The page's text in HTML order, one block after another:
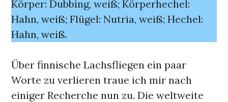
Körper: Dubbing, weiß; Körperhechel:
Hahn, weiß; Flügel: Nutria, weiß; Hechel:
Hahn, weiß.
Über finnische Lachsfliegen ein paar
Worte zu verlieren traue ich mir nach
einiger Recherche nun zu. Die weltweite